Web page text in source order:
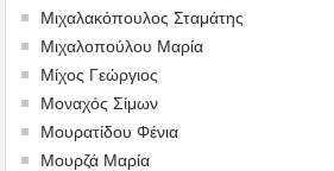
Μιχαλακόπουλος Σταμάτης
Μιχαλοπούλου Μαρία
Μίχος Γεώργιος
Μοναχός Σίμων
Μουρατίδου Φένια
Μουρζά Μαρία